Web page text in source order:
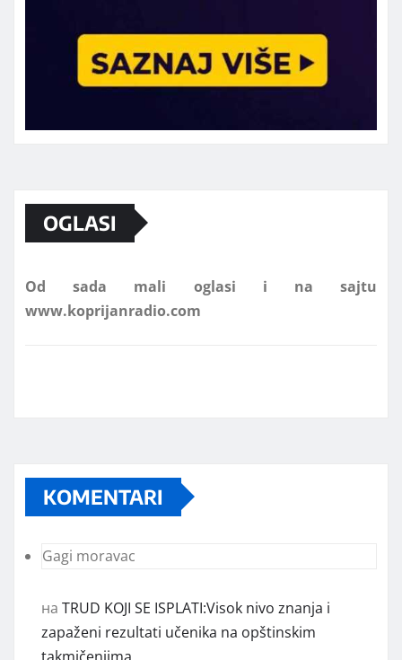
OGLASI
Od sada mali oglasi i na sajtu
KOMENTARI
Gagi moravac
на TRUD KOJI SE ISPLATI:Visok nivo znanja i
zapaženi rezultati učenika na opštinskim
takmičenjima